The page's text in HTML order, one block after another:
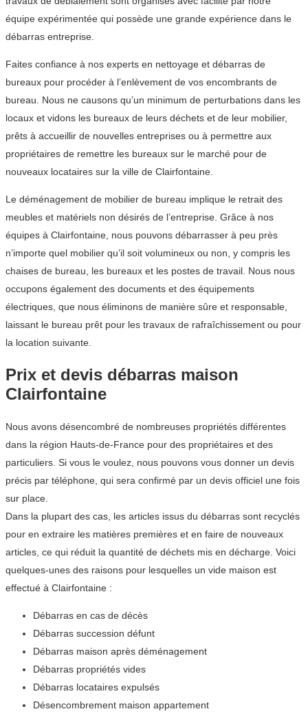
équipe expérimentée qui possède une grande expérience dans le
débarras entreprise.
Faites confiance à nos experts en nettoyage et débarras de
bureaux pour procéder à l’enlèvement de vos encombrants de
bureau. Nous ne causons qu’un minimum de perturbations dans les
locaux et vidons les bureaux de leurs déchets et de leur mobilier,
prêts à accueillir de nouvelles entreprises ou à permettre aux
propriétaires de remettre les bureaux sur le marché pour de
nouveaux locataires sur la ville de Clairfontaine.
Le déménagement de mobilier de bureau implique le retrait des
meubles et matériels non désirés de l’entreprise. Grâce à nos
équipes à Clairfontaine, nous pouvons débarrasser à peu près
n’importe quel mobilier qu’il soit volumineux ou non, y compris les
chaises de bureau, les bureaux et les postes de travail. Nous nous
occupons également des documents et des équipements
électriques, que nous éliminons de manière sûre et responsable,
laissant le bureau prêt pour les travaux de rafraîchissement ou pour
la location suivante.
Prix et devis débarras maison
Clairfontaine
Nous avons désencombré de nombreuses propriétés différentes
dans la région Hauts-de-France pour des propriétaires et des
particuliers. Si vous le voulez, nous pouvons vous donner un devis
précis par téléphone, qui sera confirmé par un devis officiel une fois
sur place.
Dans la plupart des cas, les articles issus du débarras sont recyclés
pour en extraire les matières premières et en faire de nouveaux
articles, ce qui réduit la quantité de déchets mis en décharge. Voici
quelques-unes des raisons pour lesquelles un vide maison est
effectué à Clairfontaine :
Débarras en cas de décès
Débarras succession défunt
Débarras maison après déménagement
Débarras propriétés vides
Débarras locataires expulsés
Désencombrement maison appartement